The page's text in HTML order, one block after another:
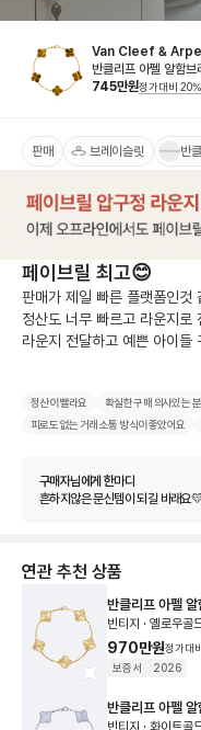
Van Cleef &
반클리프 아펠 알함
745만원정가대비 20%
판매 브레이슬릿 반
페이브릴 최고😊
판매가 제일 빠른 플랫폼인것
정산도 너무 빠르고 라운지로
라운지 전달하고 예쁜 아이들
정산이 빨라요
확실한 구매 의사있는
피로도 없는 거래 소통 방식이 좋았어요
구매자님에게 한마디
흔하지않은 문신템이 되길 바래요
연관 추천 상품
반클리프 아펠
빈티지 · 옐로우
970만원정가대
보증서
2026
반클리프 아펠
빈티지 · 화이트골